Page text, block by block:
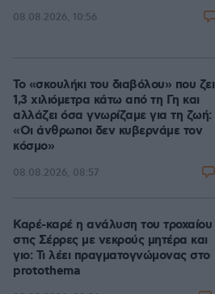
08.08.2026, 10:56
Το «σκουλήκι του διαβόλου» που ζει
1,3 χιλιόμετρα κάτω από τη Γη και
αλλάζει όσα γνωρίζαμε για τη ζωή:
«Οι άνθρωποι δεν κυβερνάμε τον
κόσμο»
08.08.2026, 08:57
Καρέ-καρέ η ανάλυση του τροχαίου
στις Σέρρες με νεκρούς μητέρα και
γιο: Τι λέει πραγματογνώμονας στο
protothema